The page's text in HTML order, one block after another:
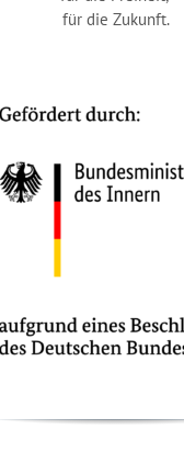
für die Zukunft.